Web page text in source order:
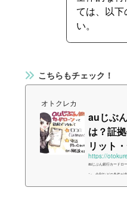
ては、以下
い。
こちらもチェック！
オトクレカ
auじぶ
は？証
リット
https://
auじぶん銀行カードロ
ン。金利などの条件が